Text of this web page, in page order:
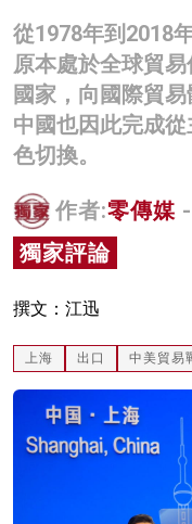
商業
科技
影片
名家榜
灼見活動
從1978年到2018
原本處於全球貿
國家，向國際貿
中國也因此完成
色切換。
作者:零傳媒
獨家評論
撰文：江迅
上海 出口 中美貿易